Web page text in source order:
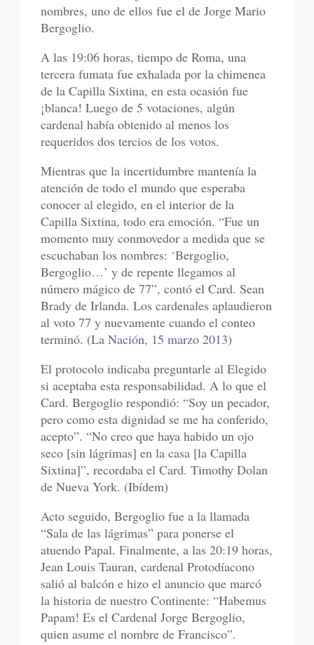
nombres, uno de ellos fue el de Jorge Mario
Bergoglio.
A las 19:06 horas, tiempo de Roma, una
tercera fumata fue exhalada por la chimenea
de la Capilla Sixtina, en esta ocasión fue
¡blanca! Luego de 5 votaciones, algún
cardenal había obtenido al menos los
requeridos dos tercios de los votos.
Mientras que la incertidumbre mantenía la
atención de todo el mundo que esperaba
conocer al elegido, en el interior de la
Capilla Sixtina, todo era emoción. “Fue un
momento muy conmovedor a medida que se
escuchaban los nombres: ‘Bergoglio,
Bergoglio…’ y de repente llegamos al
número mágico de 77”, contó el Card. Sean
Brady de Irlanda. Los cardenales aplaudieron
al voto 77 y nuevamente cuando el conteo
terminó. (La Nación, 15 marzo 2013)
El protocolo indicaba preguntarle al Elegido
si aceptaba esta responsabilidad. A lo que el
Card. Bergoglio respondió: “Soy un pecador,
pero como esta dignidad se me ha conferido,
acepto”. “No creo que haya habido un ojo
seco [sin lágrimas] en la casa [la Capilla
Sixtina]”, recordaba el Card. Timothy Dolan
de Nueva York. (Ibídem)
Acto seguido, Bergoglio fue a la llamada
“Sala de las lágrimas” para ponerse el
atuendo Papal. Finalmente, a las 20:19 horas,
Jean Louis Tauran, cardenal Protodíacono
salió al balcón e hizo el anuncio que marcó
la historia de nuestro Continente: “Habemus
Papam! Es el Cardenal Jorge Bergoglio,
quien asume el nombre de Francisco”.